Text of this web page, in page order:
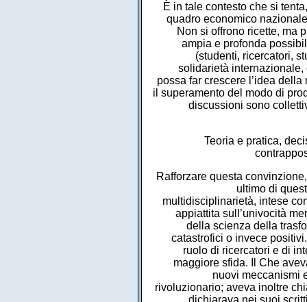
È in tale contesto che si
quadro economico
Non si offrono ricette, ma
ampia e profonda
(studenti, ricercatori,
solidarietà internazionale,
possa far crescere l’idea
il superamento del modo di
discussioni sono
Teoria e pratica,
Rafforzare questa
ultimo di
multidisciplinarietà, intese
appiattita sull’univocità
della scienza della
catastrofici o invece
ruolo di ricercatori e di
maggiore sfida. Il Che
nuovi meccanismi
rivoluzionario; aveva inoltre
dichiarava nei suoi